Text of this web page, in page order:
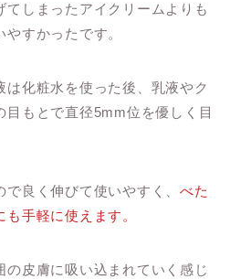
てしまったアイクリームよりも
すかったです。
化粧水を使った後、乳液やク
目もとで直径5mm位を優しく目
で良く伸びて使いやすく、べた
手軽に使えます。
の皮膚に吸い込まれていく感じ